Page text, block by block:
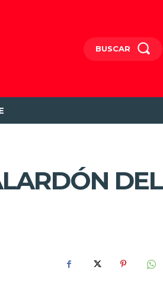
BUSCAR
DEL